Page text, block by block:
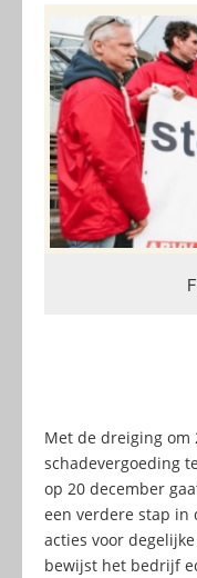
Met de dreiging om
schadevergoeding
op 20 december
een verdere stap in
acties voor
bewijst het bedrijf